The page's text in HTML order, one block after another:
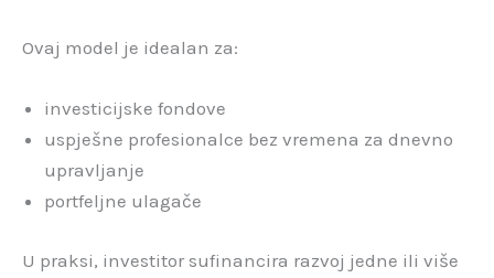
Ovaj model je idealan za:
investicijske fondove
uspješne profesionalce bez vremena za dnevno
upravljanje
portfeljne ulagače
U praksi, investitor sufinancira razvoj jedne ili više